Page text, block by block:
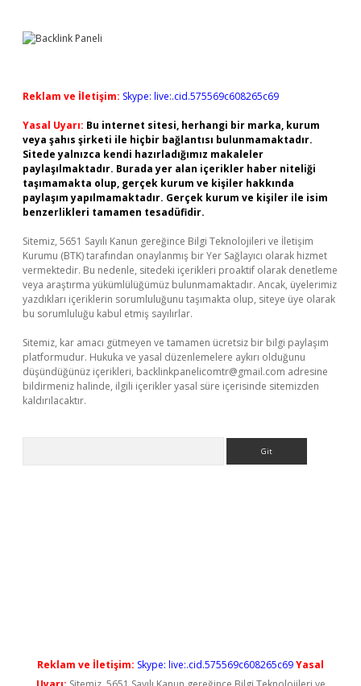
Reklam ve İletişim: Skype: live:.cid.575569c608265c69
Yasal Uyarı: Bu internet sitesi, herhangi bir marka, kurum
veya şahıs şirketi ile hiçbir bağlantısı bulunmamaktadır.
Sitede yalnızca kendi hazırladığımız makaleler
paylaşılmaktadır. Burada yer alan içerikler haber niteliği
taşımamakta olup, gerçek kurum ve kişiler hakkında
paylaşım yapılmamaktadır. Gerçek kurum ve kişiler ile isim
benzerlikleri tamamen tesadüfidir.
Sitemiz, 5651 Sayılı Kanun gereğince Bilgi Teknolojileri ve İletişim
Kurumu (BTK) tarafından onaylanmış bir Yer Sağlayıcı olarak hizmet
vermektedir. Bu nedenle, sitedeki içerikleri proaktif olarak denetleme
veya araştırma yükümlülüğümüz bulunmamaktadır. Ancak, üyelerimiz
yazdıkları içeriklerin sorumluluğunu taşımakta olup, siteye üye olarak
bu sorumluluğu kabul etmiş sayılırlar.
Sitemiz, kar amacı gütmeyen ve tamamen ücretsiz bir bilgi paylaşım
platformudur. Hukuka ve yasal düzenlemelere aykırı olduğunu
düşündüğünüz içerikleri, backlinkpanelicomtr@gmail.com adresine
bildirmeniz halinde, ilgili içerikler yasal süre içerisinde sitemizden
kaldırılacaktır.
Reklam ve İletişim: Skype: live:.cid.575569c608265c69Yasal